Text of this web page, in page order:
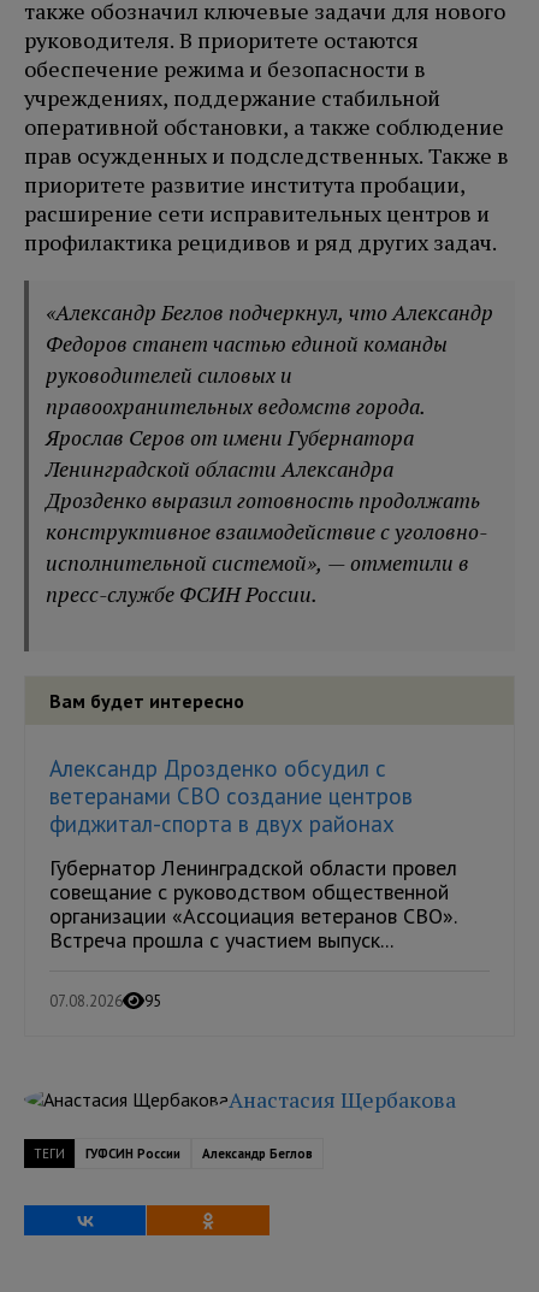
также обозначил ключевые задачи для нового
руководителя. В приоритете остаются
обеспечение режима и безопасности в
учреждениях, поддержание стабильной
оперативной обстановки, а также соблюдение
прав осужденных и подследственных. Также в
приоритете развитие института пробации,
расширение сети исправительных центров и
профилактика рецидивов и ряд других задач.
«Александр Беглов подчеркнул, что Александр
Федоров станет частью единой команды
руководителей силовых и
правоохранительных ведомств города.
Ярослав Серов от имени Губернатора
Ленинградской области Александра
Дрозденко выразил готовность продолжать
конструктивное взаимодействие с уголовно-
исполнительной системой», — отметили в
пресс-службе ФСИН России.
Вам будет интересно
Александр Дрозденко обсудил с
ветеранами СВО создание центров
фиджитал-спорта в двух районах
Губернатор Ленинградской области провел
совещание с руководством общественной
организации «Ассоциация ветеранов СВО».
Встреча прошла с участием выпуск...
07.08.2026 95
Анастасия Щербакова
ТЕГИ ГУФСИН России Александр Беглов